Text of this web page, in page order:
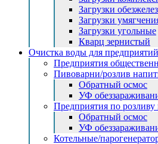
Загрузки
Загрузки
Загрузки угольные
Кварц зернистый
Очистка воды для предприятий
Предприятия
Пивоварни/розлив
Обратный осмос
УФ
Предприятия по
Обратный осмос
УФ
Котельные/